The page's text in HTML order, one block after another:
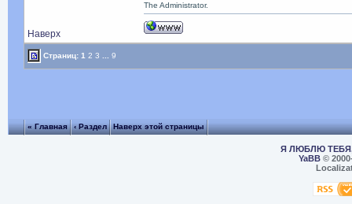
Наверх
The Administrator.
Страниц:1 2 3 9
« Главная ‹ Раздел Наверх этой страницы
Я ЛЮБЛЮ
YaBB©